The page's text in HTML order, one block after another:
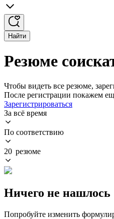
Найти
Резюме
Чтобы видеть все резюме,
После регистрации покажем
Зарегистрироваться
За всё время
По соответствию
20 резюме
Ничего не нашлось
Попробуйте изменить